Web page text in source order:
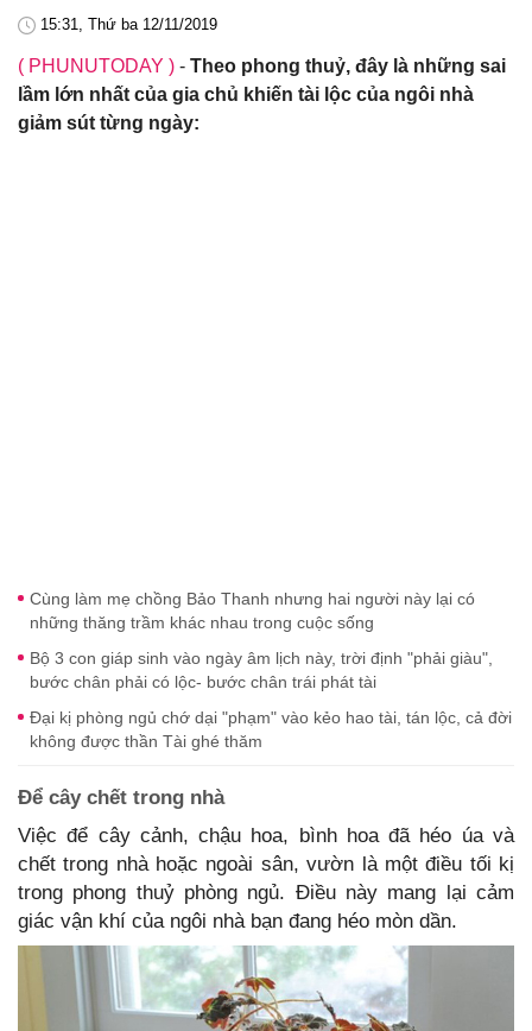
15:31, Thứ ba 12/11/2019
( PHUNUTODAY ) - Theo phong thuỷ, đây là những sai
lầm lớn nhất của gia chủ khiến tài lộc của ngôi nhà
giảm sút từng ngày:
Cùng làm mẹ chồng Bảo Thanh nhưng hai người này lại có
những thăng trầm khác nhau trong cuộc sống
Bộ 3 con giáp sinh vào ngày âm lịch này, trời định "phải giàu",
bước chân phải có lộc- bước chân trái phát tài
Đại kị phòng ngủ chớ dại "phạm" vào kẻo hao tài, tán lộc, cả đời
không được thần Tài ghé thăm
Để cây chết trong nhà
Việc để cây cảnh, chậu hoa, bình hoa đã héo úa và
chết trong nhà hoặc ngoài sân, vườn là một điều tối kị
trong phong thuỷ phòng ngủ. Điều này mang lại cảm
giác vận khí của ngôi nhà bạn đang héo mòn dần.